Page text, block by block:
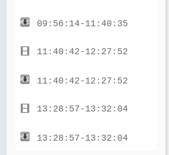
09:56:14-11:40:35
11:40:42-12:27:52
11:40:42-12:27:52
13:28:57-13:32:04
13:28:57-13:32:04